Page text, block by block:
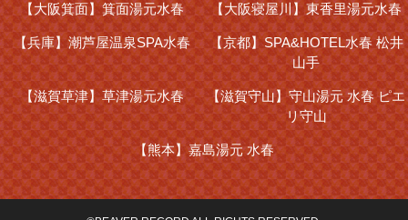
【大阪箕面】箕面湯元水春 【大阪寝屋川】東香里湯元水春
【兵庫】潮芦屋温泉SPA水春 【京都】SPA&HOTEL水春 松井
山手
【滋賀草津】草津湯元水春 【滋賀守山】守山湯元 水春 ピエ
リ守山
【熊本】嘉島湯元 水春